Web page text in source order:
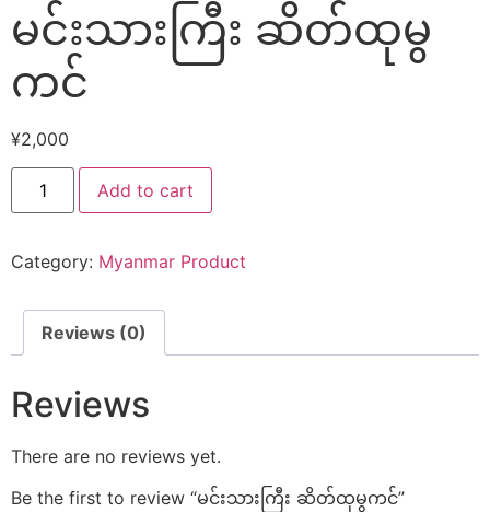
မင်းသားကြီး ဆိတ်ထုမွ
ကင်
¥2,000
Add to cart
Category: Myanmar Product
Reviews (0)
Reviews
There are no reviews yet.
Be the first to review “မင်းသားကြီး ဆိတ်ထုမွကင်”